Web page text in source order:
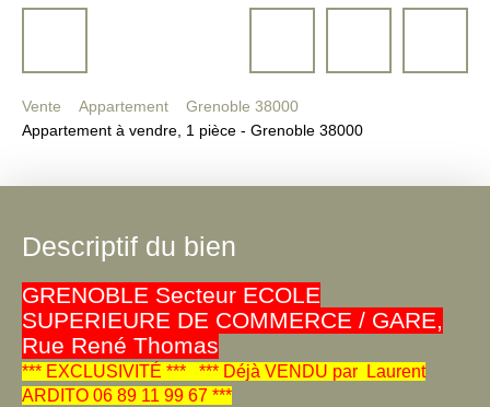
Vente Appartement
Grenoble 38000
Appartement à vendre, 1 pièce - Grenoble 38000
Descriptif du bien
GRENOBLE Secteur ECOLE
SUPERIEURE DE COMMERCE / GARE,
Rue René Thomas
*** EXCLUSIVITÉ *** *** Déjà VENDU par Laurent
ARDITO 06 89 11 99 67 ***